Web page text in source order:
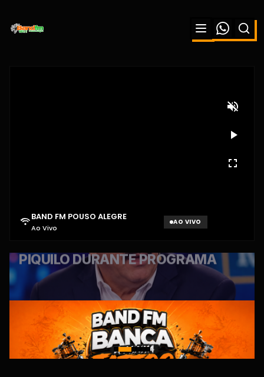
BAND FM POUSO ALEGRE
Ao Vivo
AO VIVO